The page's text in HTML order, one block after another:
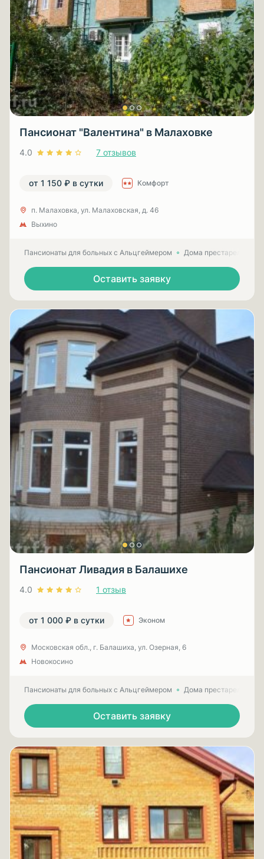
Пансионат "Валентина" в Малаховке
4.0 7 отзывов
от 1 150 ₽ в сутки Комфорт
п. Малаховка, ул. Малаховская, д. 46
Выхино
Пансионаты для больных с Альцгеймером Дома престарелых
Оставить заявку
Пансионат Ливадия в Балашихе
4.0 1 отзыв
от 1 000 ₽ в сутки Эконом
Московская обл., г. Балашиха, ул. Озерная, 6
Новокосино
Пансионаты для больных с Альцгеймером Дома престарелых
Оставить заявку